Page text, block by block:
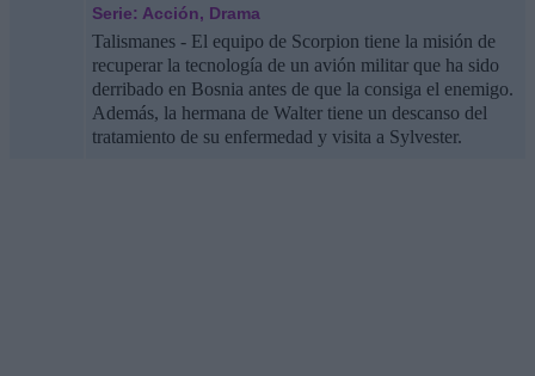
Serie: Acción, Drama
Talismanes - El equipo de Scorpion tiene la misión de
recuperar la tecnología de un avión militar que ha sido
derribado en Bosnia antes de que la consiga el enemigo.
Además, la hermana de Walter tiene un descanso del
tratamiento de su enfermedad y visita a Sylvester.